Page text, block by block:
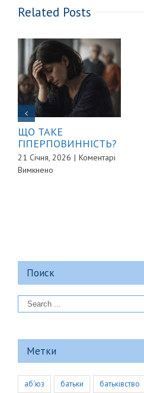
буду
этого
ЛОСЯ?
Related Posts
ЩО ТАКЕ
ГІПЕРПОВИННІСТЬ?
21 Січня, 2026 | Коментарі
Вимкнено
Поиск
Метки
аб'юз батьки батьківство